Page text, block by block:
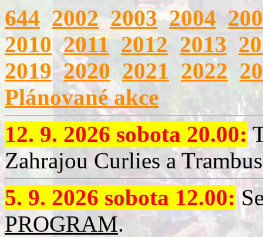
644 2002 2003 2004
2010 2011 2012 2013
2019 2020 2021 2022
Plánované akce
12. 9. 2026 sobota 20.00:
Zahrajou Curlies a
5. 9. 2026 sobota 12.00:
PROGRAM.